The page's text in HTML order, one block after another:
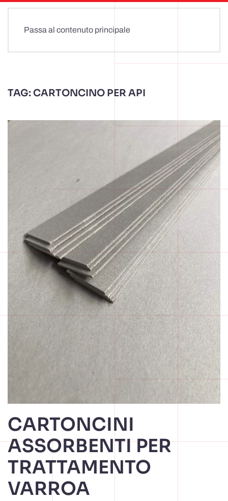
Passa al contenuto principale
TAG: CARTONCINO PER API
CARTONCINI
ASSORBENTI PER
TRATTAMENTO
VARROA